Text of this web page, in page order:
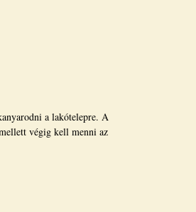
a lakótelepre. A
végig kell menni az